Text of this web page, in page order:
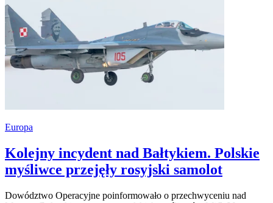
Europa
Kolejny incydent nad Bałtykiem. Polskie
myśliwce przejęły rosyjski samolot
Dowództwo Operacyjne poinformowało o przechwyceniu nad